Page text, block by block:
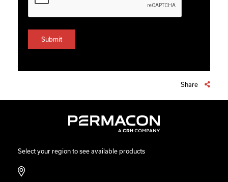
Share
Select your region to see available products